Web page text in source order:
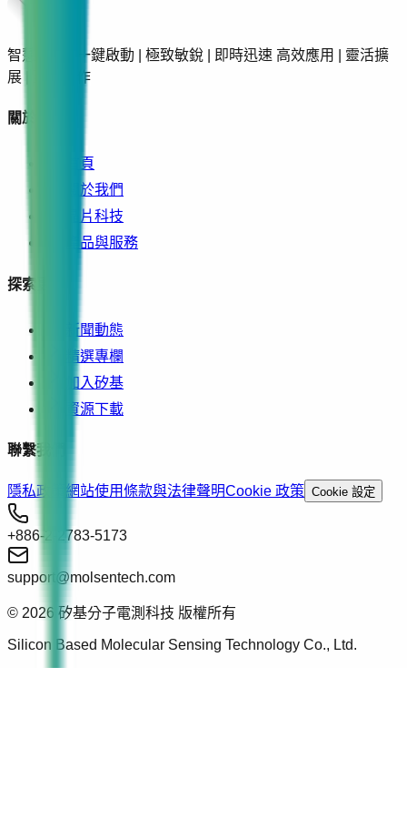
智慧超能 | 一鍵啟動 | 極致敏銳 | 即時迅速 高效應用 | 靈活擴
展 | 至簡操作
關於矽基
首頁
關於我們
晶片科技
產品與服務
探索更多
新聞動態
精選專欄
加入矽基
資源下載
聯繫我們
隱私政策 網站使用條款與法律聲明Cookie 政策 Cookie 設定
+886-2-2783-5173
support@molsentech.com
© 2026 矽基分子電測科技 版權所有
Silicon Based Molecular Sensing Technology Co., Ltd.